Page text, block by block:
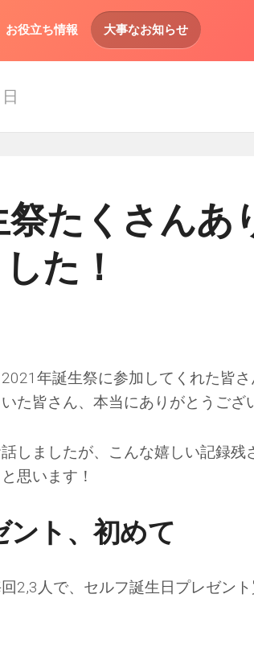
お役立ち情報 大事なお知らせ
たくさんあ
た！
年誕生祭に参加してくれた皆
た皆さん、本当にありがとうござ
しましたが、こんな嬉しい記録残
思います！
ント、初めて
2,3人で、セルフ誕生日プレゼン